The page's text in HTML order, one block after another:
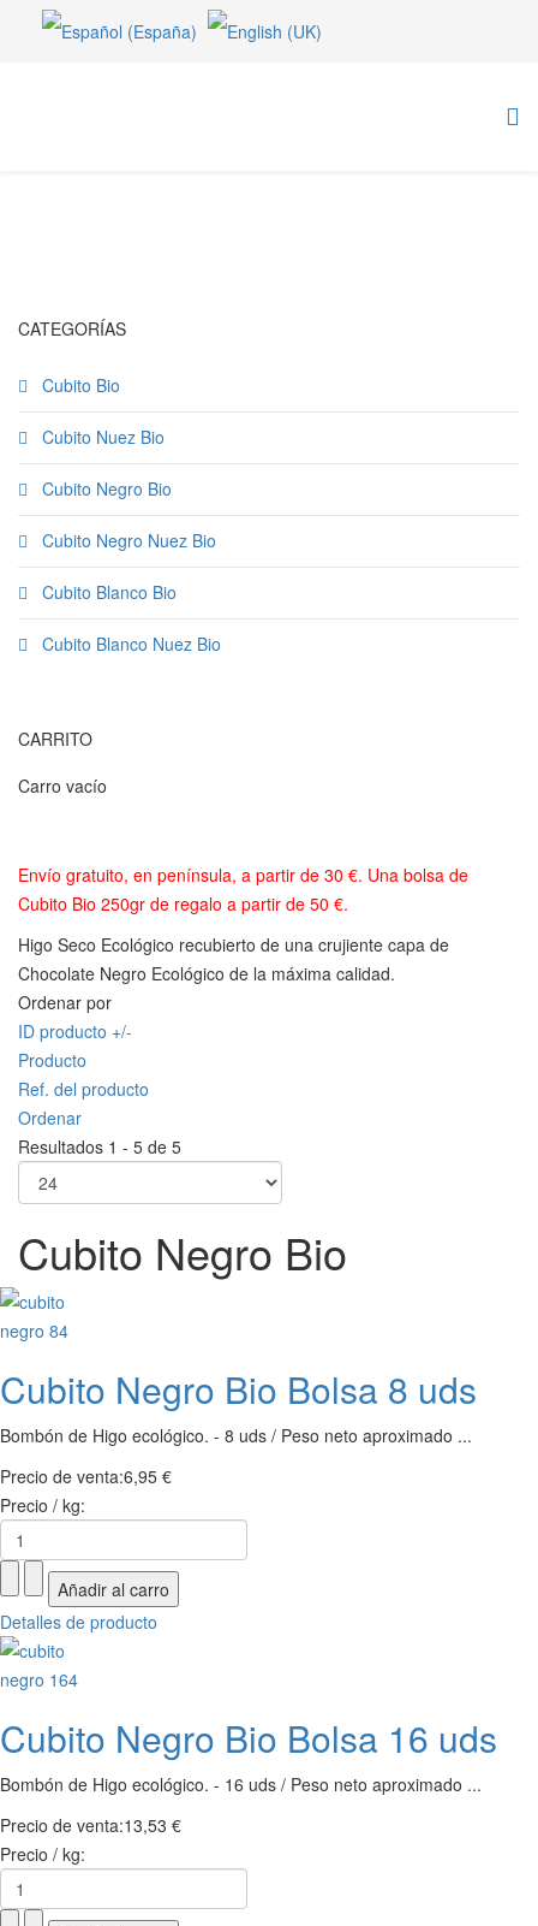
CATEGORÍAS
Cubito Bio
Cubito Nuez Bio
Cubito Negro Bio
Cubito Negro Nuez Bio
Cubito Blanco Bio
Cubito Blanco Nuez Bio
CARRITO
Carro vacío
Envío gratuito, en península, a partir de 30 €. Una bolsa de
Cubito Bio 250gr de regalo a partir de 50 €.
Higo Seco Ecológico recubierto de una crujiente capa de
Chocolate Negro Ecológico de la máxima calidad.
Ordenar por
ID producto +/-
Producto
Ref. del producto
Ordenar
Resultados 1 - 5 de 5
Cubito Negro Bio
Cubito Negro Bio Bolsa 8 uds
Bombón de Higo ecológico. - 8 uds / Peso neto aproximado ...
Precio de venta:6,95 €
Precio / kg:
Detalles de producto
Cubito Negro Bio Bolsa 16 uds
Bombón de Higo ecológico. - 16 uds / Peso neto aproximado ...
Precio de venta:13,53 €
Precio / kg: